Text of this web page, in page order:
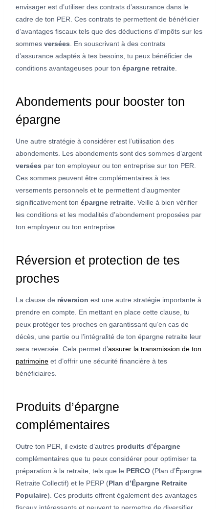
envisager est d’utiliser des contrats d’assurance dans le
cadre de ton PER. Ces contrats te permettent de bénéficier
d’avantages fiscaux tels que des déductions d’impôts sur les
sommes versées . En souscrivant à des contrats
d’assurance adaptés à tes besoins, tu peux bénéficier de
conditions avantageuses pour ton épargne retraite
Abondements pour booster ton
épargne
Une autre stratégie à considérer est l’utilisation des
abondements. Les abondements sont des sommes d’argent
versées par ton employeur ou ton entreprise sur ton PER.
Ces sommes peuvent être complémentaires à tes
versements personnels et te permettent d’augmenter
significativement ton épargne retraite . Veille à bien vérifier
les conditions et les modalités d’abondement proposées par
ton employeur ou ton entreprise.
Réversion et protection de tes
proches
La clause de réversion est une autre stratégie importante à
prendre en compte. En mettant en place cette clause, tu
peux protéger tes proches en garantissant qu’en cas de
décès, une partie ou l’intégralité de ton épargne retraite leur
sera reversée. Cela permet d’assurer la transmission de ton
patrimoine et d’offrir une sécurité financière à tes
bénéficiaires.
Produits d’épargne
complémentaires
Outre ton PER, il existe d’autres produits d’épargne
complémentaires que tu peux considérer pour optimiser ta
préparation à la retraite, tels que le PERCO (Plan d’Épargne
Retraite Collectif) et le PERP (Plan d’Épargne Retraite
Populaire). Ces produits offrent également des avantages
fiscaux intéressants et peuvent te permettre de diversifier